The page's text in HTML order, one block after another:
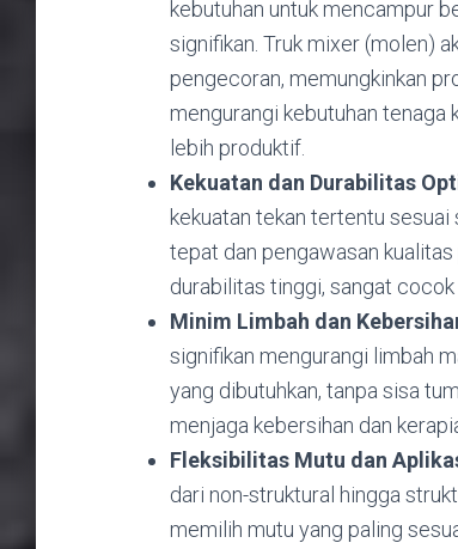
kebutuhan untuk mencampur
signifikan. Truk mixer (molen)
pengecoran, memungkinkan
mengurangi kebutuhan tenaga
lebih produktif.
Kekuatan dan Durabilitas
kekuatan tekan tertentu sesuai
tepat dan pengawasan kualitas
durabilitas tinggi, sangat cocok
Minim Limbah dan
signifikan mengurangi limbah
yang dibutuhkan, tanpa sisa
menjaga kebersihan dan
Fleksibilitas Mutu dan
dari non-struktural hingga
memilih mutu yang paling